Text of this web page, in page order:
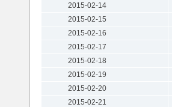
2015-02-14
2015-02-15
2015-02-16
2015-02-17
2015-02-18
2015-02-19
2015-02-20
2015-02-21